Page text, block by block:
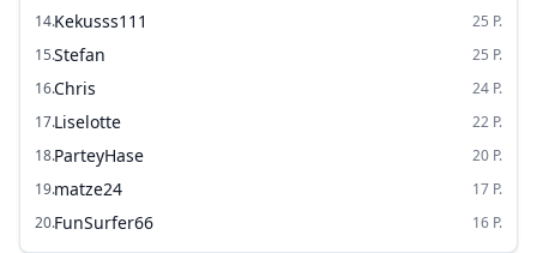
14.Kekusss111 25 P.
15.Stefan 25 P.
16.Chris 24 P.
17.Liselotte 22 P.
18.ParteyHase 20 P.
19.matze24 17 P.
20.FunSurfer66 16 P.